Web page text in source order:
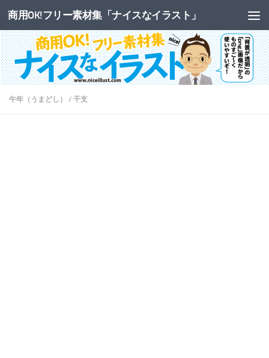
コンテンツへスキップ
商用OK!フリー素材集「ナイスなイラスト」
午年（うまどし） / 干支